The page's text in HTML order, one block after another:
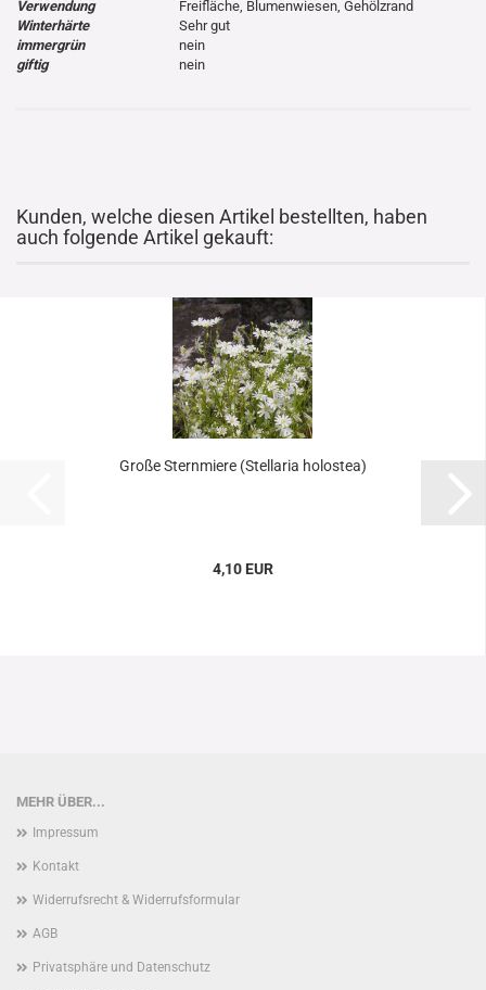
Verwendung
Freifläche, Blumenwiesen, Gehölzrand
Winterhärte
Sehr gut
immergrün
nein
giftig
nein
Kunden, welche diesen Artikel bestellten, haben
auch folgende Artikel gekauft:
Große Sternmiere (Stellaria holostea)
4,10 EUR
MEHR ÜBER...
Impressum
Kontakt
Widerrufsrecht & Widerrufsformular
AGB
Privatsphäre und Datenschutz